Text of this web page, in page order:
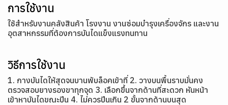
การใช้งาน
ใช้สำหรับงานคลังสินค้า โรงงาน งานซ่อมบำรุงเครื่องจักร และงาน
อุตสาหกรรมที่ต้องการบันไดแข็งแรงทนทาน
วิธีการใช้งาน
1. กางบันไดให้สุดจนบานพับล็อคเข้าที่ 2. วางบนพื้นราบมั่นคง
ตรวจสอบยางรองขาทุกจุด 3. เลือกขึ้นจากด้านที่สะดวก หันหน้า
เข้าหาบันไดขณะปีน 4. ไม่ควรปีนเกิน 2 ขั้นจากด้านบนสุด